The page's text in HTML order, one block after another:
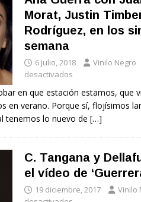
Morat, Justin
Rodríguez, en los
semana
6 julio, 2018 Vinilo Negro
desactivados
en que estación estamos, que
en verano. Porque sí, flojísimos
tenemos lo nuevo de […]
C. Tangana y
el vídeo de
19 diciembre, 2017 Vinilo